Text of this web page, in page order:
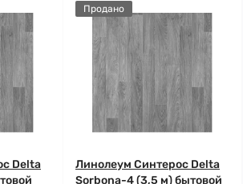
Delta
Продано
Линолеум Синтерос Delta
Sorbona-4 (3,5 м) бытовой